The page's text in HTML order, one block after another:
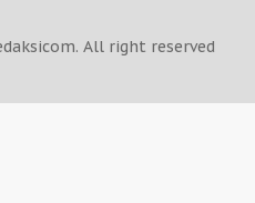
All right reserved